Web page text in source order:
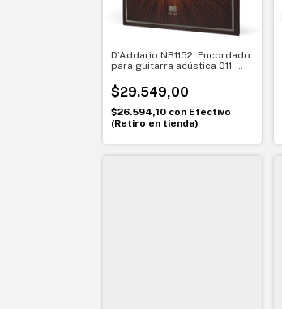
D’Addario NB1152. Encordado
para guitarra acústica 011-
$29.549,00
$26.594,10 con Efectivo
(Retiro en tienda)